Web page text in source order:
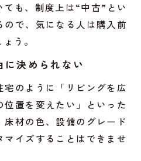
ても、制度上は“中古”とい
ので、気になる人は購入前
う。
に決められない
のように「リビングを広
位置を変えたい」といった
材の色、設備のグレード
マイズすることはできませ